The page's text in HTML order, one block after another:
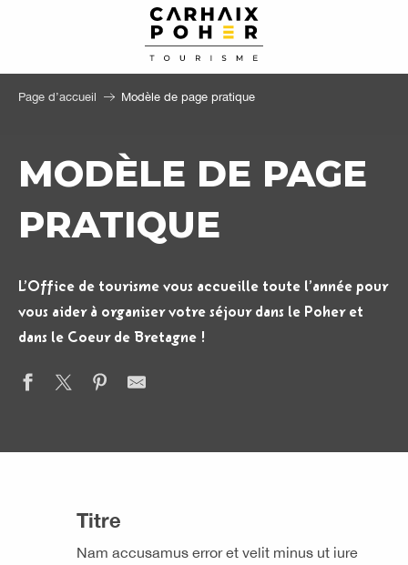
principal
Page d’accueil Modèle de page pratique
MODÈLE DE PAGE
PRATIQUE
L’Office de tourisme vous accueille toute l’année pour
vous aider à organiser votre séjour dans le Poher et
dans le Coeur de Bretagne !
Titre
Nam accusamus error et velit minus ut iure